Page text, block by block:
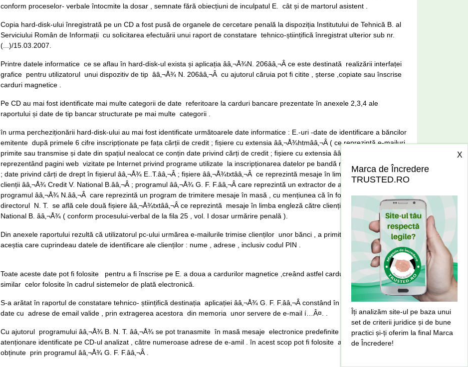
X
Marca de Încredere
TRUSTED.RO
Îți analizăm site-ul pe baza unui
set de criterii juridice și de bune
practici și-ți oferim la final Marca
de Încredere!
conform proceselor- verbale întocmite la dosar , semnate fără obiecțiuni de inculpatul E. cât și de martorul asistent .
Copia hard-disk-ului înregistrată pe un CD a fost pusă de organele de cercetare penală la dispoziția Institutului de Tehnică B. al
Serviciului Român de Informații cu solicitarea efectuării unui raport de constatare tehnico-științifică înregistrat ulterior sub nr.
(...)/15.03.2007.
Printre datele informatice ce se aflau în hard-disk-ul exista și aplicația ââ‚¬Å¾N. 206ââ‚¬Â ce este destinată realizării interfaței
grafice pentru utilizatorul unui dispozitiv de tip ââ‚¬Å¾ N. 206ââ‚¬Â cu ajutorul căruia pot fi citite , șterse ,copiate sau înscrise
carduri magnetice .
Pe CD au mai fost identificate mai multe categorii de date referitoare la carduri bancare prezentate în anexele 2,3,4 ale
raportului și date de tip bancar structurate pe mai multe categorii .
în urma percheziționării hard-disk-ului au mai fost identificate următoarele date informatice : E.-uri -date de identificare a băncilor
emitente după primele 6 cifre inscripționate pe fața cărții de credit ; fișiere cu extensia ââ‚¬Å¾htmââ‚¬Â ( ce reprezintă e-mailuri
primite sau transmise și date din spațiul nealocat ce conțin date privind cărți de credit ; fișiere cu extensia ââ‚¬Å¾ htmââ‚¬Â
reprezentând pagini web vizitate pe Internet privind programe utilizate la inscripționarea datelor pe bandă magnetică a cardului
; date privind cărți de drept în fișierul ââ‚¬Å¾ E..T.ââ‚¬Â ; fișiere ââ‚¬Å¾txtââ‚¬Â ce reprezintă mesaje în limba enegleză către
clienții ââ‚¬Å¾ Credit V. National B.ââ‚¬Â ; programul ââ‚¬Å¾ G. F. F.ââ‚¬Â care reprezintă un extractor de adrese de e-mail ;
programul ââ‚¬Å¾ N.ââ‚¬Â care reprezintă un program de trimitere mesaje în masă , cu mențiunea că în folderul N. din
directorul N. T. se află cele două fișiere ââ‚¬Å¾txtââ‚¬Â ce reprezintă mesaje în limba engleză către clienții ââ‚¬Å¾ Credit V.
National B. ââ‚¬Å¾ ( conform procesului-verbal de la fila 25 , vol. I dosar urmărire penală ).
Din anexele raportului rezultă că utilizatorul pc-ului urmărea e-mailurile trimise clienților unor bănci , a primit răspunsuri de la
aceștia care cuprindeau datele de identificare ale clienților : nume , adrese , inclusiv codul PIN .
Toate aceste date pot fi folosite pentru a fi înscrise pe E. a doua a cardurilor magnetice ,creând astfel carduri cu conținut
similar celor folosite în cadrul sistemelor de plată electronică.
S-a arătat în raportul de constatare tehnico- științifică destinația aplicației ââ‚¬Å¾ G. F. F.ââ‚¬Â constând în crearea de baze de
date cu adrese de email valide , prin extragerea acestora din memoria unor servere de e-mail í…Â¤. .
Cu ajutorul programului ââ‚¬Å¾ B. N. T. ââ‚¬Å¾ se pot tranasmite în masă mesaje electronice predefinite , precum cele de
atenționare identificate pe CD-ul analizat , către numeroase adrese de e-amil . în acest scop pot fi folosite adresele de e-mail
obținute prin programul ââ‚¬Å¾ G. F. F.ââ‚¬Â .